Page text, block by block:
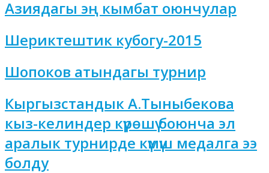
Азиядагы эң кымбат оюнчулар
Шериктештик кубогу-2015
Шопоков атындагы турнир
Кыргызстандык А.Тыныбекова
кыз-келиндер күрөшү боюнча эл
аралык турнирде күмүш медалга ээ
болду